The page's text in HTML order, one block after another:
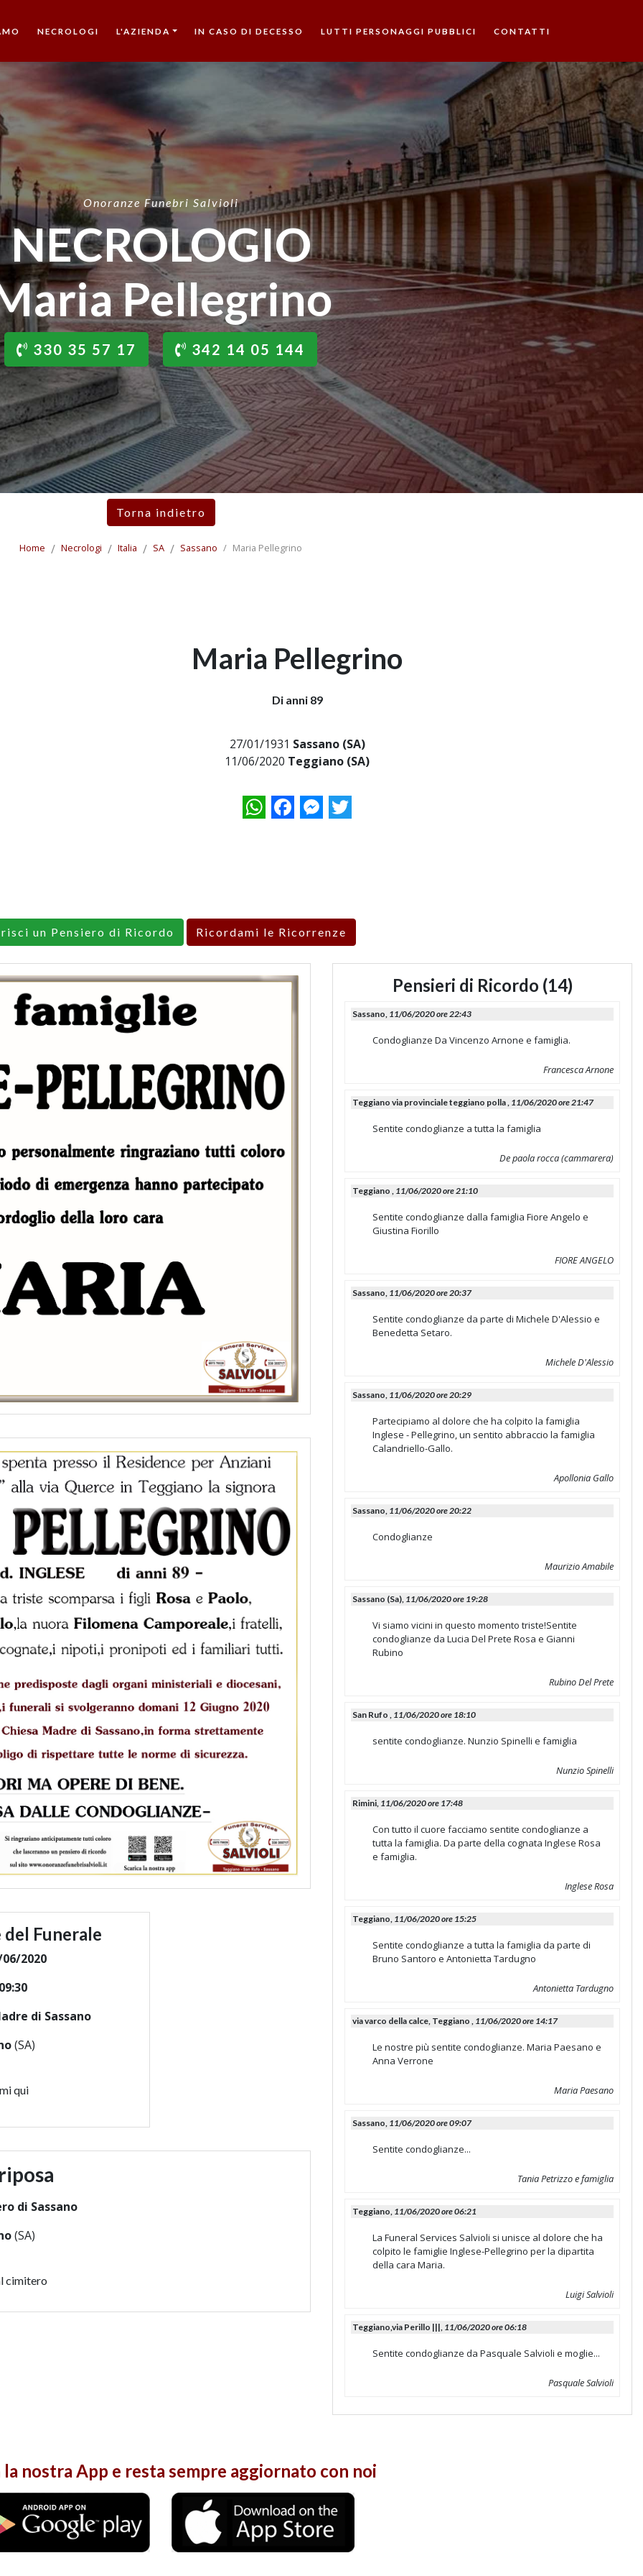
NECROLOGI L'AZIENDA IN CASO DI DECESSO LUTTI PERSONAGGI PUBBLICI CONTATTI
Onoranze Funebri Salvioli
NECROLOGIO
Pellegrino
330 35 57 17 342 14 05 144
Torna indietro
Home Necrologi Italia SA Sassano Maria Pellegrino
Maria Pellegrino
Di anni 89
27/01/1931 Sassano (SA)
11/06/2020 Teggiano (SA)
WhatsAppFacebookMessenger
Twitter
un Pensiero di Ricordo Ricordami le Ricorrenze
Funerale
2020
di Sassano
(SA)
qui
di Sassano
(SA)
cimitero
Pensieri di Ricordo (14)
Sassano, 11/06/2020 ore 22:43
Condoglianze Da Vincenzo Arnone e famiglia.
Francesca Arnone
Teggiano via provinciale teggiano polla , 11/06/2020 ore 21:47
Sentite condoglianze a tutta la famiglia
De paola rocca (cammarera)
Teggiano , 11/06/2020 ore 21:10
Sentite condoglianze dalla famiglia Fiore Angelo e
Giustina Fiorillo
FIORE ANGELO
Sassano, 11/06/2020 ore 20:37
Sentite condoglianze da parte di Michele D'Alessio e
Benedetta Setaro.
Michele D'Alessio
Sassano, 11/06/2020 ore 20:29
Partecipiamo al dolore che ha colpito la famiglia
Inglese - Pellegrino, un sentito abbraccio la famiglia
Calandriello-Gallo.
Apollonia Gallo
Sassano, 11/06/2020 ore 20:22
Condoglianze
Maurizio Amabile
Sassano (Sa), 11/06/2020 ore 19:28
Vi siamo vicini in questo momento triste!Sentite
condoglianze da Lucia Del Prete Rosa e Gianni
Rubino
Rubino Del Prete
San Rufo , 11/06/2020 ore 18:10
sentite condoglianze. Nunzio Spinelli e famiglia
Nunzio Spinelli
Rimini, 11/06/2020 ore 17:48
Con tutto il cuore facciamo sentite condoglianze a
tutta la famiglia. Da parte della cognata Inglese Rosa
e famiglia.
Inglese Rosa
Teggiano, 11/06/2020 ore 15:25
Sentite condoglianze a tutta la famiglia da parte di
Bruno Santoro e Antonietta Tardugno
Antonietta Tardugno
via varco della calce, Teggiano , 11/06/2020 ore 14:17
Le nostre più sentite condoglianze. Maria Paesano e
Anna Verrone
Maria Paesano
Sassano, 11/06/2020 ore 09:07
Sentite condoglianze...
Tania Petrizzo e famiglia
Teggiano, 11/06/2020 ore 06:21
La Funeral Services Salvioli si unisce al dolore che ha
colpito le famiglie Inglese-Pellegrino per la dipartita
della cara Maria.
Luigi Salvioli
Teggiano,via Perillo |||, 11/06/2020 ore 06:18
Sentite condoglianze da Pasquale Salvioli e moglie...
Pasquale Salvioli
la nostra App e resta sempre aggiornato con noi